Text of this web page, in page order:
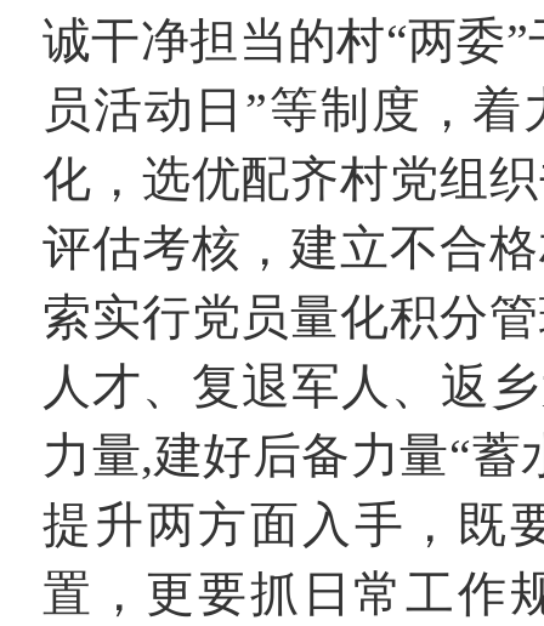
诚干净担当的村“两委
员活动日”等制度，
化，选优配齐村党组
评估考核，建立不合
索实行党员量化积分
人才、复退军人、返
力量,建好后备力量“
提升两方面入手，既
置，更要抓日常工作